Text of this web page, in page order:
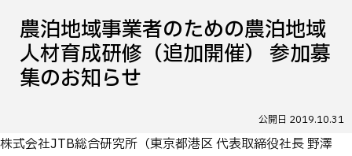
農泊地域事業者のための農泊地域
人材育成研修（追加開催） 参加募
集のお知らせ
公開日 2019.10.31
株式会社JTB総合研究所（東京都港区 代表取締役社長 野澤